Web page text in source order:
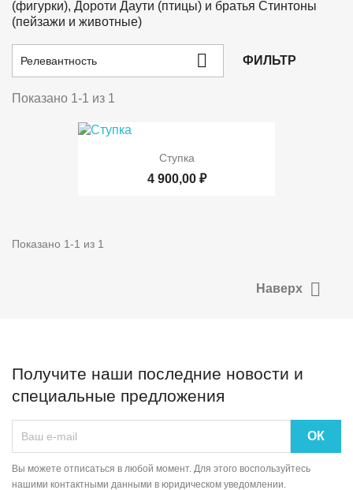
(фигурки), Дороти Даути (птицы) и братья Стинтоны
(пейзажи и животные)
Релевантность  ФИЛЬТР
Показано 1-1 из 1
Ступка
4 900,00 ₽
Показано 1-1 из 1
Наверх 
Получите наши последние новости и
специальные предложения
Вы можете отписаться в любой момент. Для этого воспользуйтесь
нашими контактными данными в юридическом уведомлении.